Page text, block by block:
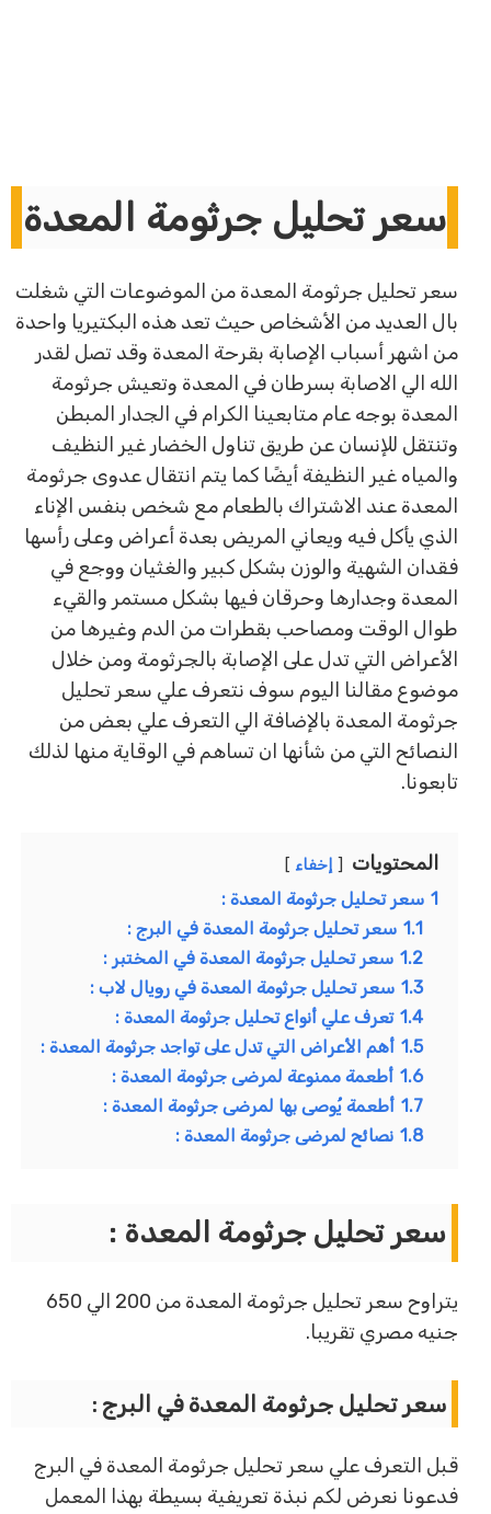
سعر تحليل جرثومة المعدة
سعر تحليل جرثومة المعدة من الموضوعات التي شغلت
بال العديد من الأشخاص حيث تعد هذه البكتيريا واحدة
من اشهر أسباب الإصابة بقرحة المعدة وقد تصل لقدر
الله الي الاصابة بسرطان في المعدة وتعيش جرثومة
المعدة بوجه عام متابعينا الكرام في الجدار المبطن
وتنتقل للإنسان عن طريق تناول الخضار غير النظيف
والمياه غير النظيفة أيضًا كما يتم انتقال عدوى جرثومة
المعدة عند الاشتراك بالطعام مع شخص بنفس الإناء
الذي يأكل فيه ويعاني المريض بعدة أعراض وعلى رأسها
فقدان الشهية والوزن بشكل كبير والغثيان ووجع في
المعدة وجدارها وحرقان فيها بشكل مستمر والقيء
طوال الوقت ومصاحب بقطرات من الدم وغيرها من
الأعراض التي تدل على الإصابة بالجرثومة ومن خلال
موضوع مقالنا اليوم سوف نتعرف علي سعر تحليل
جرثومة المعدة بالإضافة الي التعرف علي بعض من
النصائح التي من شأنها ان تساهم في الوقاية منها لذلك
تابعونا.
المحتويات إخفاء
سعر تحليل جرثومة المعدة :
سعر تحليل جرثومة المعدة في البرج :
1.2 سعر تحليل جرثومة المعدة في المختبر :
1.3 سعر تحليل جرثومة المعدة في رويال لاب :
1.4 تعرف علي أنواع تحليل جرثومة المعدة :
1.5 أهم الأعراض التي تدل على تواجد جرثومة المعدة :
1.6 أطعمة ممنوعة لمرضى جرثومة المعدة :
أطعمة يُوصى بها لمرضى جرثومة المعدة :
1.8 نصائح لمرضى جرثومة المعدة :
سعر تحليل جرثومة المعدة :
يتراوح سعر تحليل جرثومة المعدة من 200 الي 650
جنيه مصري تقريبا.
سعر تحليل جرثومة المعدة في البرج :
قبل التعرف علي سعر تحليل جرثومة المعدة في البرج
فدعونا نعرض لكم نبذة تعريفية بسيطة بهذا المعمل